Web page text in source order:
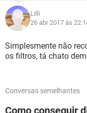
Lilli
26 abr 2017 às
Simplesmente não
os filtros, tá chato
Conversas semelhantes
Como conseguir